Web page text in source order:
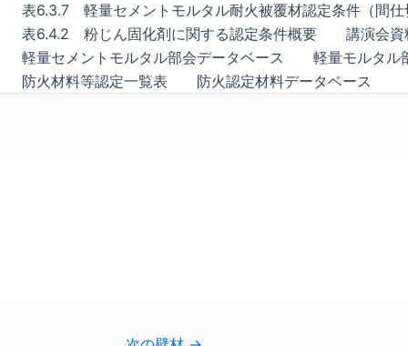
表6.3.7 軽量セメントモルタル耐火被覆材認定条件（間仕
表6.4.2 粉じん固化剤に関する認定条件概要
講演会資
軽量セメントモルタル部会データベース
軽量モルタ
防火材料等認定一覧表
防火認定材料データベース